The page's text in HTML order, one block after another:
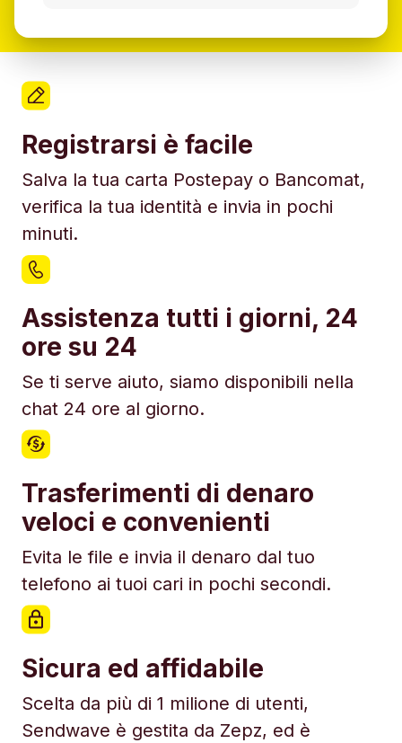
Registrarsi è facile
Salva la tua carta Postepay o Bancomat,
verifica la tua identità e invia in pochi
minuti.
Assistenza tutti i giorni, 24
ore su 24
Se ti serve aiuto, siamo disponibili nella
chat 24 ore al giorno.
Trasferimenti di denaro
veloci e convenienti
Evita le file e invia il denaro dal tuo
telefono ai tuoi cari in pochi secondi.
Sicura ed affidabile
Scelta da più di 1 milione di utenti,
Sendwave è gestita da Zepz, ed è